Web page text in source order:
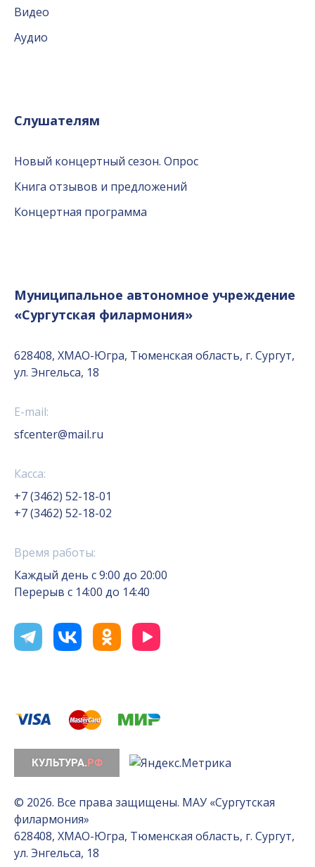
Видео
Аудио
Слушателям
Новый концертный сезон. Опрос
Книга отзывов и предложений
Концертная программа
Муниципальное автономное учреждение
«Сургутская филармония»
628408, ХМАО-Югра, Тюменская область, г. Сургут,
ул. Энгельса, 18
E-mail:
sfcenter@mail.ru
Касса:
+7 (3462) 52-18-01
+7 (3462) 52-18-02
Время работы:
Каждый день с 9:00 до 20:00
Перерыв с 14:00 до 14:40
© 2026. Все права защищены. МАУ «Сургутская
филармония»
628408, ХМАО-Югра, Тюменская область, г. Сургут,
ул. Энгельса, 18